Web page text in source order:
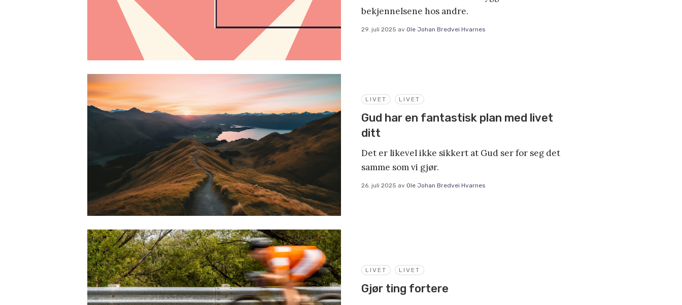
bekjennelsene hos andre.
29. juli 2025 av Ole Johan Bredvei Hvarnes
LIVET LIVET
Gud har en fantastisk plan med livet
ditt
Det er likevel ikke sikkert at Gud ser for seg det
samme som vi gjør.
26. juli 2025 av Ole Johan Bredvei Hvarnes
LIVET LIVET
Gjør ting fortere